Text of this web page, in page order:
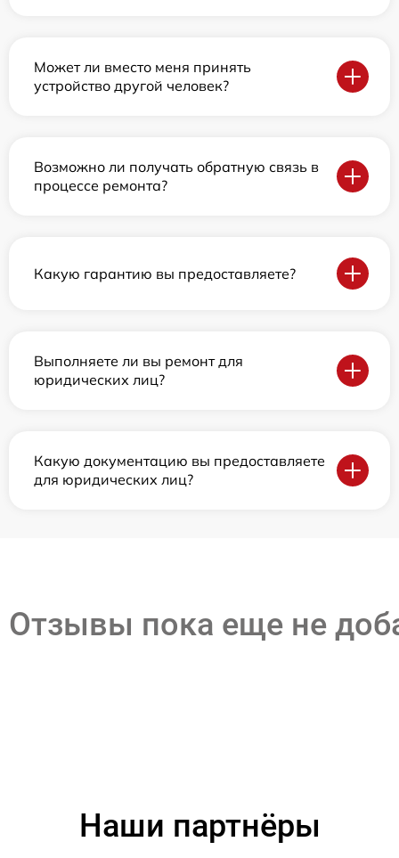
Может ли вместо меня принять
устройство другой человек?
Возможно ли получать обратную связь в
процессе ремонта?
Какую гарантию вы предоставляете?
Выполняете ли вы ремонт для
юридических лиц?
Какую документацию вы предоставляете
для юридических лиц?
Отзывы пока еще не
Наши партнёры